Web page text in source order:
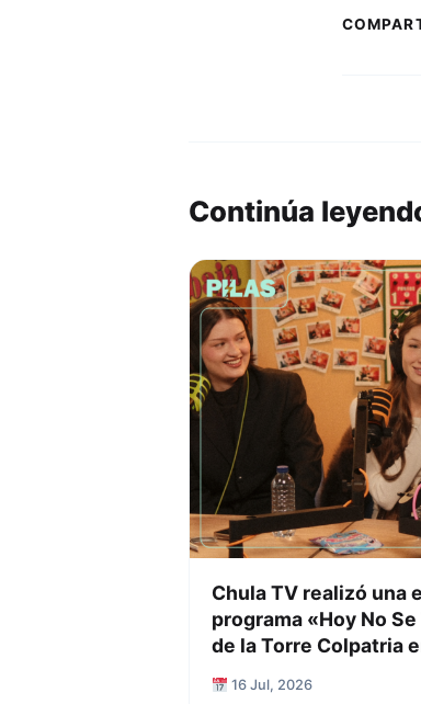
Continúa
Chula TV realizó una
programa «Hoy No
de la Torre Colpatria
16 Jul, 2026